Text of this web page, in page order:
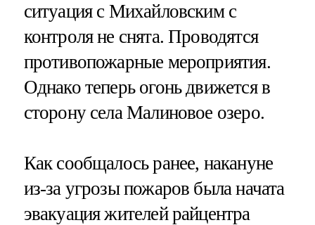
ситуация с Михайловским с
контроля не снята. Проводятся
противопожарные мероприятия.
Однако теперь огонь движется в
сторону села Малиновое озеро.
Как сообщалось ранее, накануне
из-за угрозы пожаров была начата
эвакуация жителей райцентра